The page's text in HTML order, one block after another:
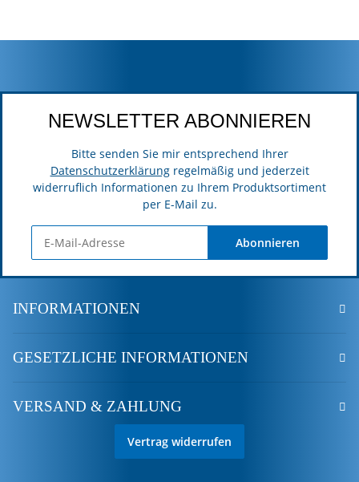
NEWSLETTER ABONNIEREN
Bitte senden Sie mir entsprechend Ihrer
Datenschutzerklärungregelmäßig und jederzeit
widerruflich Informationen zu Ihrem Produktsortiment
per E-Mail zu.
Abonnieren
INFORMATIONEN
GESETZLICHE INFORMATIONEN
VERSAND & ZAHLUNG
Vertrag widerrufen